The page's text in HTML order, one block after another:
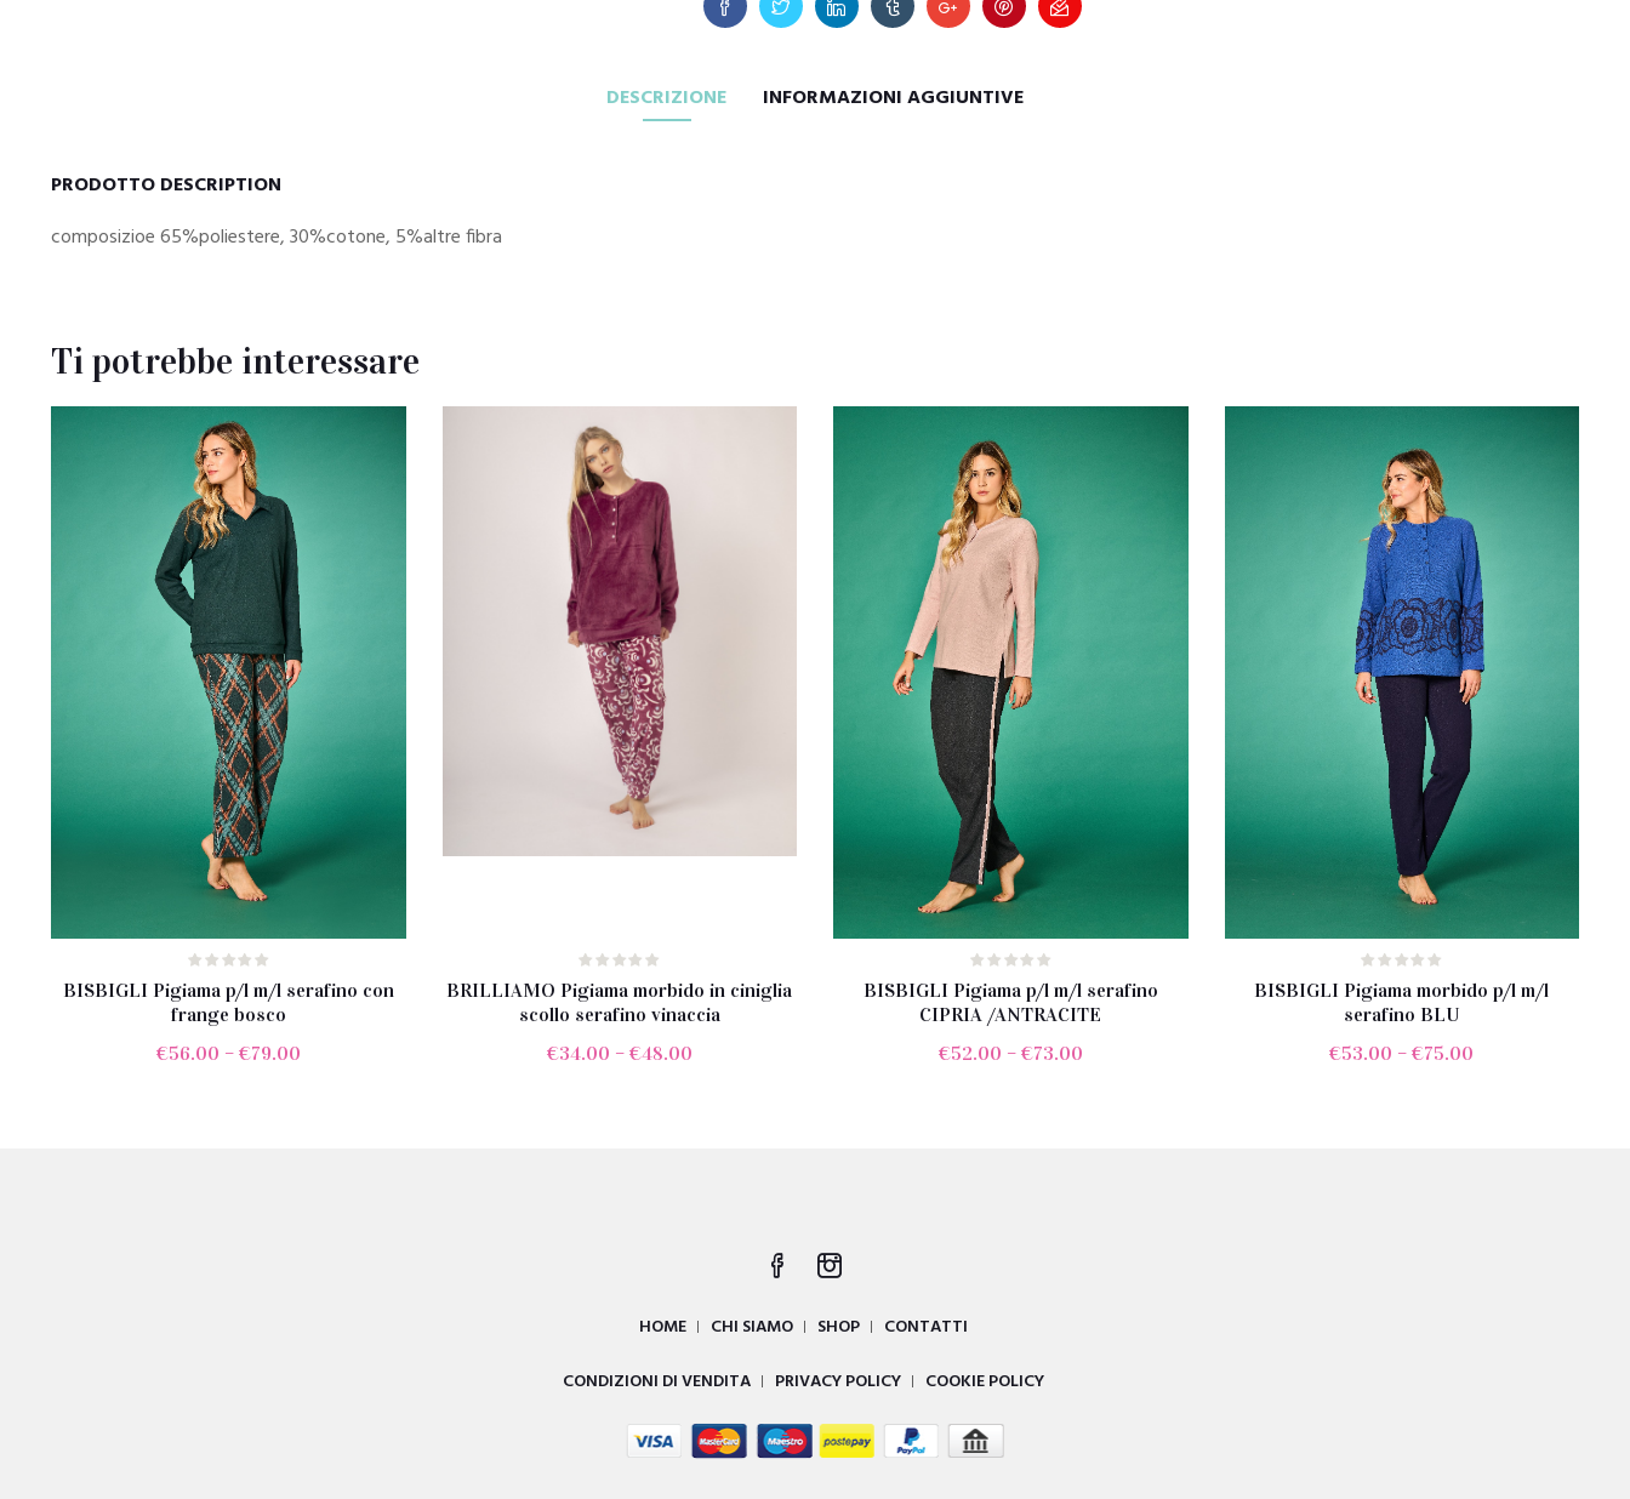
DESCRIZIONE INFORMAZIONI AGGIUNTIVE
PRODOTTO DESCRIPTION
composizioe 65%poliestere, 30%cotone, 5%altre fibra
Ti potrebbe interessare
BISBIGLI Pigiama p/l m/l serafino con
frange bosco
€56.00 – €79.00
BRILLIAMO Pigiama morbido in ciniglia
scollo serafino vinaccia
€34.00 – €48.00
BISBIGLI Pigiama p/l m/l serafino
CIPRIA /ANTRACITE
€52.00 – €73.00
BISBIGLI Pigiama morbido p/l m/l
serafino BLU
€53.00 –€75.00
HOME CHI SIAMO SHOP
CONTATTI
CONDIZIONI DI VENDITA
PRIVACY POLICY COOKIE POLICY